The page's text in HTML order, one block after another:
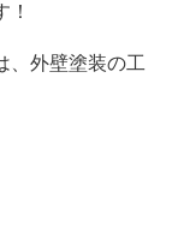
、外壁塗装の工